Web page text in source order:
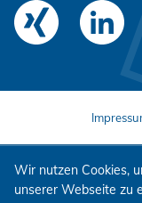
Wir nutzen Cookies,
unserer Webseite zu